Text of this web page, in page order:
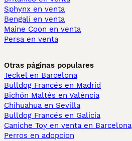
Sphynx en venta
Bengalí en venta
Maine Coon en venta
Persa en venta
Otras páginas populares
Teckel en Barcelona
Bulldog Francés en Madrid
Bichón Maltés en València
Chihuahua en Sevilla
Bulldog Francés en Galicia
Caniche Toy en venta en Barcelona
Perros en adopcion